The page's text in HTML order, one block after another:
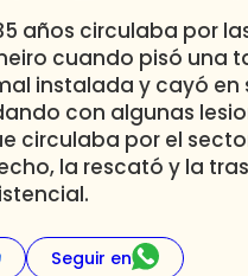
años circulaba por
cuando pisó una
instalada y cayó en
con algunas
circulaba por el
la rescató y la
Seguir en